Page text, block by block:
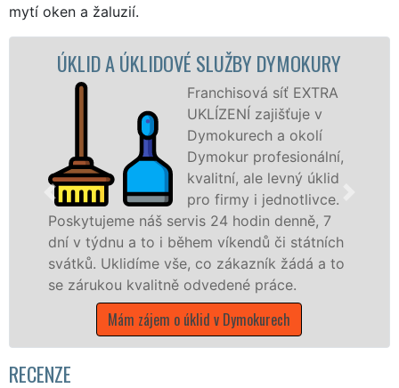
mytí oken a žaluzií.
SLUŽBY DYMOKURY
Franchisová síť EXTRA
UKLÍZENÍ zajišťuje v
Dymokurech a okolí
Dymokur profesionální,
kvalitní, ale levný úklid
pro firmy i jednotlivce.
náš servis 24 hodin denně, 7
a to i během víkendů či státních
vše, co zákazník žádá a to
kvalitně odvedené práce.
zájem o úklid v Dymokurech
nabízíme
státní
RECENZE